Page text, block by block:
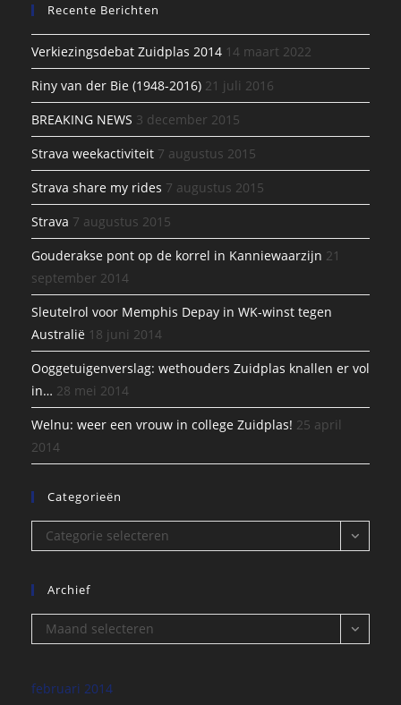
Recente Berichten
Verkiezingsdebat Zuidplas 2014 14 maart 2022
Riny van der Bie (1948-2016) 21 juli 2016
BREAKING NEWS 3 december 2015
Strava weekactiviteit 7 augustus 2015
Strava share my rides 7 augustus 2015
Strava 7 augustus 2015
Gouderakse pont op de korrel in Kanniewaarzijn 21
september 2014
Sleutelrol voor Memphis Depay in WK-winst tegen
Australië 18 juni 2014
Ooggetuigenverslag: wethouders Zuidplas knallen er vol
in… 28 mei 2014
Welnu: weer een vrouw in college Zuidplas! 25 april
2014
Categorieën
Categorieën
Categorie selecteren
Archief
Archief
Maand selecteren
februari 2014